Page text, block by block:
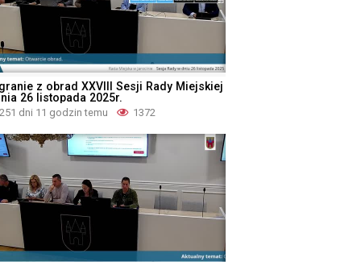
z obrad XXVIII Sesji Rady Miejskiej
26 listopada 2025r.
251 dni 11 godzin temu 1372